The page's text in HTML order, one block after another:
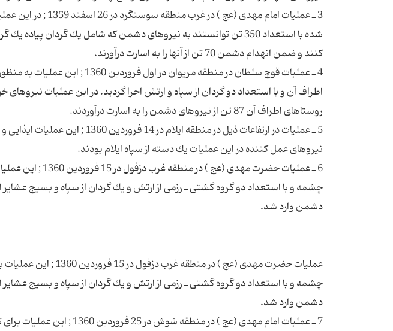
3 ـ عملیات امام مهدی
شده با استعداد 350 تن توانستند به نیروهای دشمن كه شامل یك گردان
4 ـ عملیات قوچ سلطان در منطقه مریوان
اطراف آن و با استعداد دو گردان از سپاه و ارتش اجرا گردید. در این عملیات
5 ـ عملیات در ارتفاعات ذیل در منطقه
6 ـ عملیات حضرت مهدی
چشمه و با استعداد دو گروه گشتی ـ رزمی از ارتش و یك گردان از سپاه و بسیج عشایر
عملیات حضرت مهدی (عج ) در
چشمه و با استعداد دو گروه گشتی ـ رزمی از ارتش و یك گردان از سپاه و بسیج عشایر
7 ـ عملیات امام مهدی (عج ) در